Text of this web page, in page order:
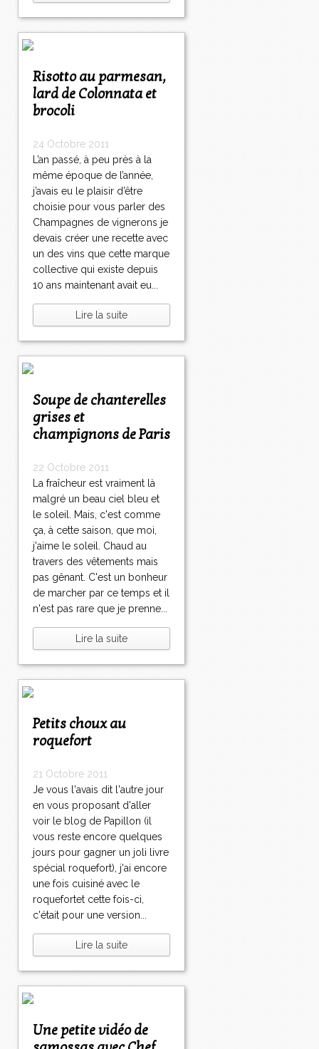
Risotto au parmesan,
lard de Colonnata et
brocoli
24 Octobre 2011
L’an passé, à peu près à la
même époque de l’année,
j’avais eu le plaisir d’être
choisie pour vous parler des
Champagnes de vignerons je
devais créer une recette avec
un des vins que cette marque
collective qui existe depuis
10 ans maintenant avait eu...
Lire la suite
Soupe de chanterelles
grises et
champignons de Paris
22 Octobre 2011
La fraîcheur est vraiment là
malgré un beau ciel bleu et
le soleil. Mais, c'est comme
ça, à cette saison, que moi,
j'aime le soleil. Chaud au
travers des vêtements mais
pas gênant. C'est un bonheur
de marcher par ce temps et il
n'est pas rare que je prenne...
Lire la suite
Petits choux au
roquefort
21 Octobre 2011
Je vous l'avais dit l'autre jour
en vous proposant d'aller
voir le blog de Papillon (il
vous reste encore quelques
jours pour gagner un joli livre
spécial roquefort), j'ai encore
une fois cuisiné avec le
roquefortet cette fois-ci,
c'était pour une version...
Lire la suite
Une petite vidéo de